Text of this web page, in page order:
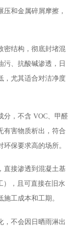
压和金属碎屑摩擦，
密结构，彻底封堵混
污、抗酸碱渗透，日
，尤其适合对洁净度
分，不含 VOC、甲醛
有害物质析出，符合
保要求高的场所。
直接渗透到混凝土基
），且可直接在旧水
工成本和工期。
，不会因日晒雨淋出